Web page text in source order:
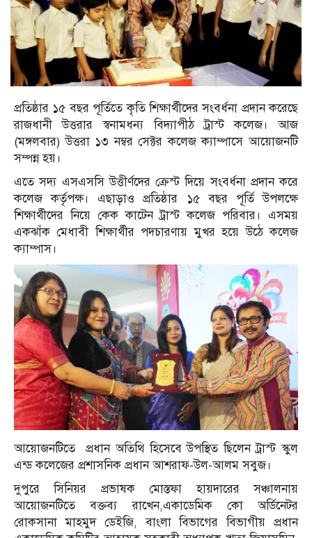
প্রতিষ্ঠার ১৫ বছর পূর্তিতে কৃতি শিক্ষার্থীদের সংবর্ধনা প্রদান করেছে
রাজধানী উত্তরার স্বনামধন্য বিদ্যাপীঠ ট্রাস্ট কলেজ। আজ
(মঙ্গলবার) উত্তরা ১৩ নম্বর সেক্টর কলেজ ক্যাম্পাসে আয়োজনটি
সম্পন্ন হয়।
এতে সদ্য এসএসসি উত্তীর্ণদের ক্রেস্ট দিয়ে সংবর্ধনা প্রদান করে
কলেজ কর্তৃপক্ষ। এছাড়াও প্রতিষ্ঠার ১৫ বছর পূর্তি উপলক্ষে
শিক্ষার্থীদের নিয়ে কেক কাটেন ট্রাস্ট কলেজ পরিবার। এসময়
একঝাঁক মেধাবী শিক্ষার্থীর পদচারণায় মুখর হয়ে উঠে কলেজ
ক্যাম্পাস।
আয়োজনটিতে প্রধান অতিথি হিসেবে উপস্থিত ছিলেন ট্রাস্ট স্কুল
এন্ড কলেজের প্রশাসনিক প্রধান আশরাফ-উল-আলম সবুজ।
দুপুরে সিনিয়র প্রভাষক মোস্তফা হায়দারের সঞ্চালনায়
আয়োজনটিতে বক্তব্য রাখেন,একাডেমিক কো অর্ডিনেটর
রোকসানা মাহমুদ ডেইজি, বাংলা বিভাগের বিভাগীয় প্রধান